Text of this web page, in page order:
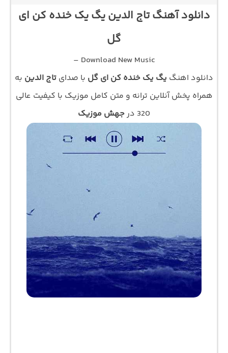
دانلود آهنگ تاج الدین یگ یک خنده کن ای
گل
Download New Music –
دانلود اهنگ یگ یک خنده کن ای گل با صدای تاج الدین به
همراه پخش آنلاین ترانه و متن کامل موزیک با کیفیت عالی
320 در
جهش موزیک